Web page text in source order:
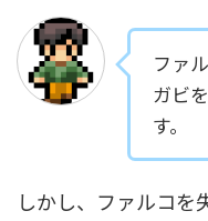
ファ
ガビ
す。
しかし、ファルコを